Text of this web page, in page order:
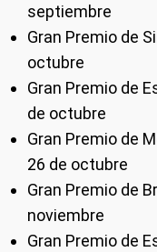
septiembre
Gran Premio de
octubre
Gran Premio de
de octubre
Gran Premio de
26 de octubre
Gran Premio de
noviembre
Gran Premio de